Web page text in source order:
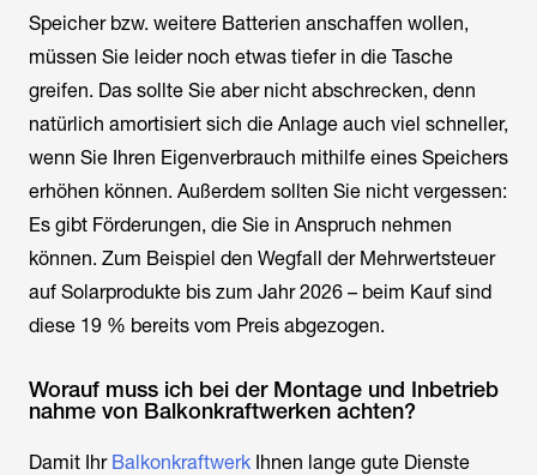
Speicher bzw. weitere Batterien anschaffen wollen,
müssen Sie leider noch etwas tiefer in die Tasche
greifen. Das sollte Sie aber nicht abschrecken, denn
natürlich amortisiert sich die Anlage auch viel schneller,
wenn Sie Ihren Eigenverbrauch mithilfe eines Speichers
erhöhen können. Außerdem sollten Sie nicht vergessen:
Es gibt Förderungen, die Sie in Anspruch nehmen
können. Zum Beispiel den Wegfall der Mehrwertsteuer
auf Solarprodukte bis zum Jahr 2026 – beim Kauf sind
diese 19 % bereits vom Preis abgezogen.
Worauf muss ich bei der Montage und Inbetrieb
nahme von Balkonkraftwerken achten?
Damit Ihr Balkonkraftwerk Ihnen lange gute Dienste